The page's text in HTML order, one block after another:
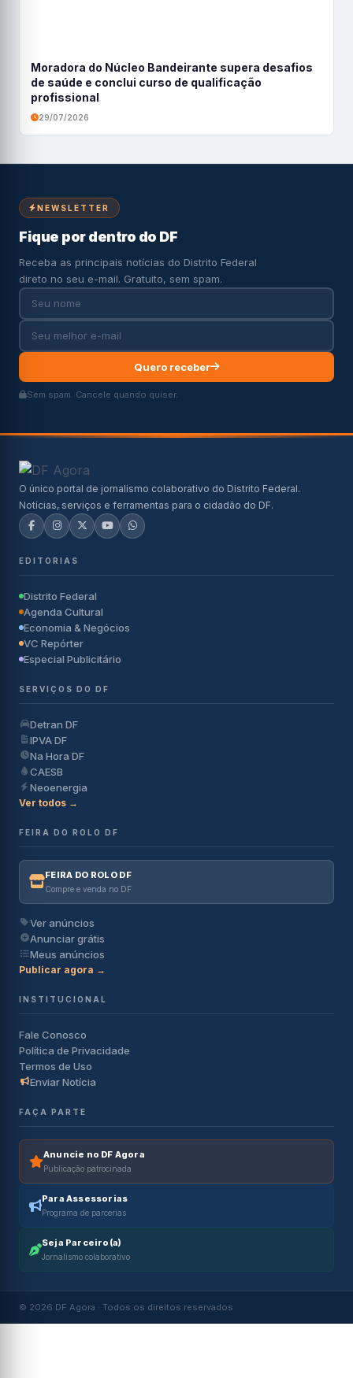
Moradora do Núcleo Bandeirante supera desafios
de saúde e conclui curso de qualificação
profissional
29/07/2026
NEWSLETTER
Fique por dentro do DF
Receba as principais notícias do Distrito Federal
direto no seu e-mail. Gratuito, sem spam.
Quero receber
Sem spam. Cancele quando quiser.
O único portal de jornalismo colaborativo do Distrito Federal.
Notícias, serviços e ferramentas para o cidadão do DF.
EDITORIAS
Distrito Federal
Agenda Cultural
Economia & Negócios
VC Repórter
Especial Publicitário
SERVIÇOS DO DF
Detran DF
IPVA DF
Na Hora DF
CAESB
Neoenergia
Ver todos →
FEIRA DO ROLO DF
FEIRA DO ROLO DF
Compre e venda no DF
Ver anúncios
Anunciar grátis
Meus anúncios
Publicar agora →
INSTITUCIONAL
Fale Conosco
Política de Privacidade
Termos de Uso
Enviar Notícia
FAÇA PARTE
Anuncie no DF Agora
Publicação patrocinada
Para Assessorias
Programa de parcerias
Seja Parceiro(a)
Jornalismo colaborativo
© 2026 DF Agora · Todos os direitos reservados